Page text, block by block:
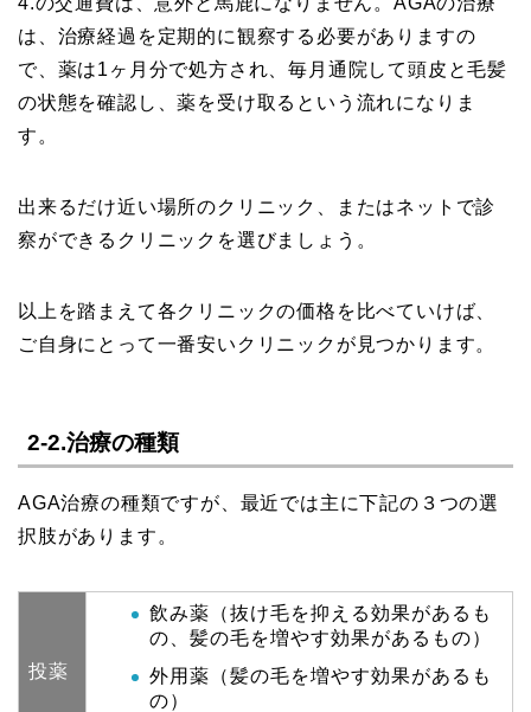
は、治療経過を定期的に観察する必要がありますの
で、薬は1ヶ月分で処方され、毎月通院して頭皮と毛髪
の状態を確認し、薬を受け取るという流れになりま
す。
出来るだけ近い場所のクリニック、またはネットで診
察ができるクリニックを選びましょう。
以上を踏まえて各クリニックの価格を比べていけば、
ご自身にとって一番安いクリニックが見つかります。
2-2.治療の種類
AGA治療の種類ですが、最近では主に下記の３つの選
択肢があります。
投薬
飲み薬（抜け毛を抑える効果があるも
の、髪の毛を増やす効果があるもの）
外用薬（髪の毛を増やす効果があるも
の）